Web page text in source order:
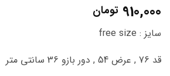
910,000 تومان
سایز : free size
قد 76 , عرض 54 , دور بازو 36 سانتی متر